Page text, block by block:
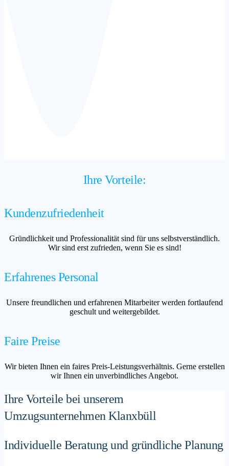
Ihre Vorteile:
Kundenzufriedenheit
Gründlichkeit und Professionalität sind für uns selbstverständlich.
Wir sind erst zufrieden, wenn Sie es sind!
Erfahrenes Personal
Unsere freundlichen und erfahrenen Mitarbeiter werden fortlaufend
geschult und weitergebildet.
Faire Preise
Wir bieten Ihnen ein faires Preis-Leistungsverhältnis. Gerne erstellen
wir Ihnen ein unverbindliches Angebot.
Ihre Vorteile bei unserem
Umzugsunternehmen Klanxbüll
Individuelle Beratung und gründliche Planung